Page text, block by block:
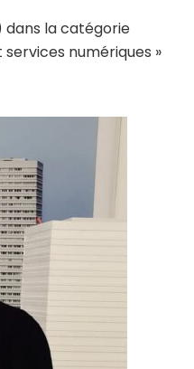
la catégorie
numériques »